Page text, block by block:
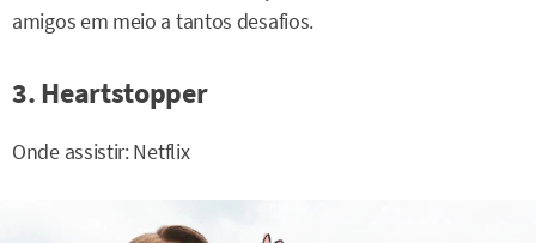
amigos em meio a tantos desafios.
3. Heartstopper
Onde assistir: Netflix